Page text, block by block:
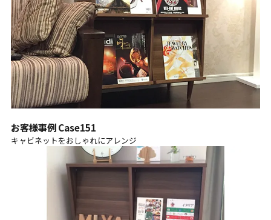
お客様事例 Case151
キャビネットをおしゃれにアレンジ